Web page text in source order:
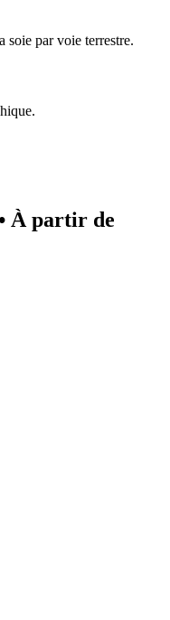
soie par voie terrestre.
• À partir de